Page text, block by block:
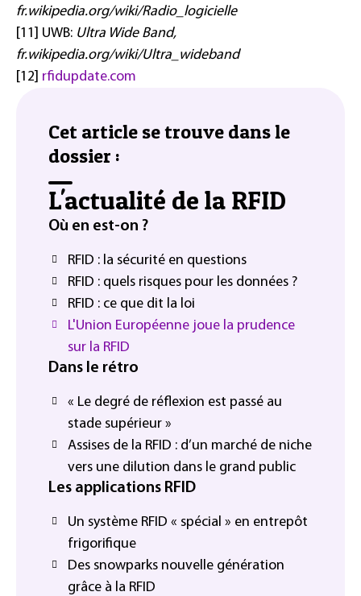
fr.wikipedia.org/wiki/Radio_logicielle
[11] UWB: Ultra Wide Band,
fr.wikipedia.org/wiki/Ultra_wideband
[12] rfidupdate.com
Cet article se trouve dans le
dossier :
L'actualité de la RFID
Où en est-on ?
RFID : la sécurité en questions
RFID : quels risques pour les données ?
RFID : ce que dit la loi
L'Union Européenne joue la prudence
sur la RFID
Dans le rétro
« Le degré de réflexion est passé au
stade supérieur »
Assises de la RFID : d’un marché de niche
vers une dilution dans le grand public
Les applications RFID
Un système RFID « spécial » en entrepôt
frigorifique
Des snowparks nouvelle génération
grâce à la RFID